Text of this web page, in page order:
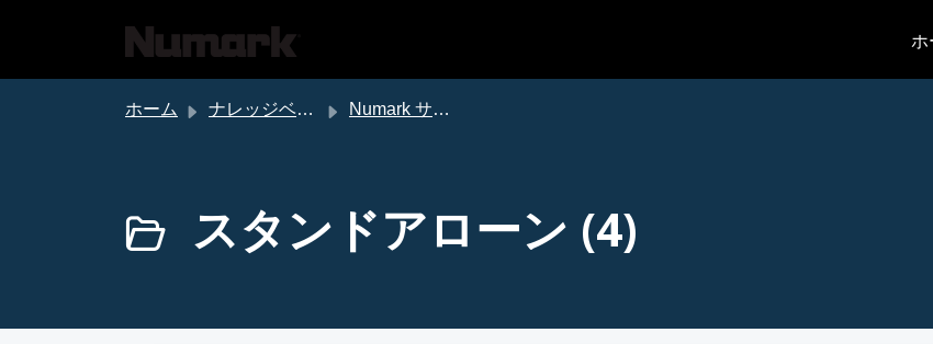
ホ
ホーム ナレッジベース Numark サポート
スタンドアローン (4)